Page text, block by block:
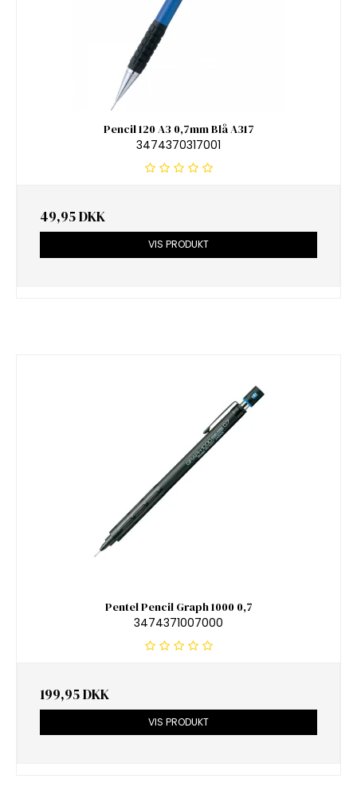
Pencil 120 A3 0,7mm Blå A317
3474370317001
49,95 DKK
VIS PRODUKT
Pentel Pencil Graph 1000 0,7
3474371007000
199,95 DKK
VIS PRODUKT